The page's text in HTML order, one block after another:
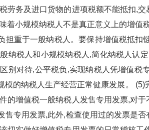
劳务及进口货物的进项税额不能抵扣,交易
着小规模纳税人不是真正意义上的增值
重于一般纳税人。要保持增值税抵扣
纳税人和小规模纳税人,简化纳税人认
别对待,公平税负,实现纳税人凭增值税
同规模的纳税人生产经营正常健康发展
的增值税一般纳税人发售专用发票,对于
专用发票,此外,检查使用过的发票是否有